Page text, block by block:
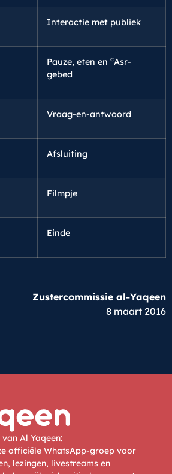
Interactie met publiek
Pauze, eten en cAsr-
gebed
Vraag-en-antwoord
Afsluiting
Filmpje
Einde
Zustercommissie al-Yaqeen
8 maart 2016
Al Yaqeen:
officiële WhatsApp-groep voor
lezingen, livestreams en